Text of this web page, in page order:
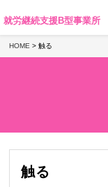
就労継続支援B型事業所
HOME > 触る
触る